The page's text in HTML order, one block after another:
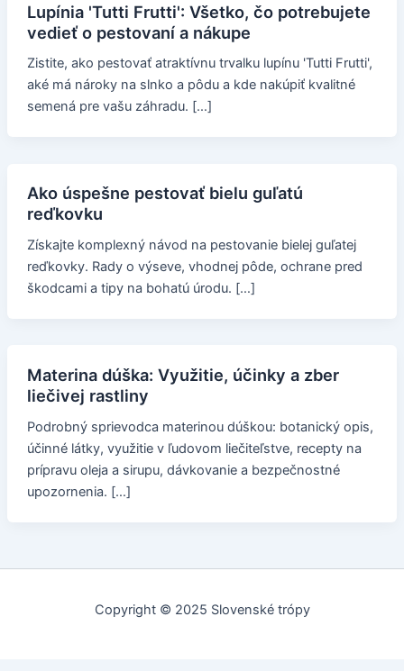
Lupínia 'Tutti Frutti': Všetko, čo potrebujete
vedieť o pestovaní a nákupe
Zistite, ako pestovať atraktívnu trvalku lupínu 'Tutti Frutti',
aké má nároky na slnko a pôdu a kde nakúpiť kvalitné
semená pre vašu záhradu. […]
Ako úspešne pestovať bielu guľatú
reďkovku
Získajte komplexný návod na pestovanie bielej guľatej
reďkovky. Rady o výseve, vhodnej pôde, ochrane pred
škodcami a tipy na bohatú úrodu. […]
Materina dúška: Využitie, účinky a zber
liečivej rastliny
Podrobný sprievodca materinou dúškou: botanický opis,
účinné látky, využitie v ľudovom liečiteľstve, recepty na
prípravu oleja a sirupu, dávkovanie a bezpečnostné
upozornenia. […]
Copyright © 2025 Slovenské trópy